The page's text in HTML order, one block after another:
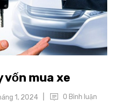
vốn mua xe
1, 2024 0 Bình luận